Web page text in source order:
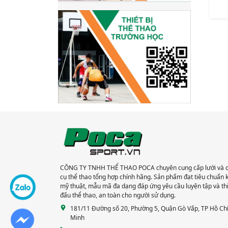
CÔNG TY TNHH THỂ THAO POCA chuyên cung cấp lưới và
cụ thể thao tổng hợp chính hãng. Sản phẩm đạt tiêu chuẩn
mỹ thuật, mẫu mã đa dạng đáp ứng yêu cầu luyện tập và thi
đấu thể thao, an toàn cho người sử dụng.
181/11 Đường số 20, Phường 5, Quận Gò Vấp, TP Hồ Chí
Minh